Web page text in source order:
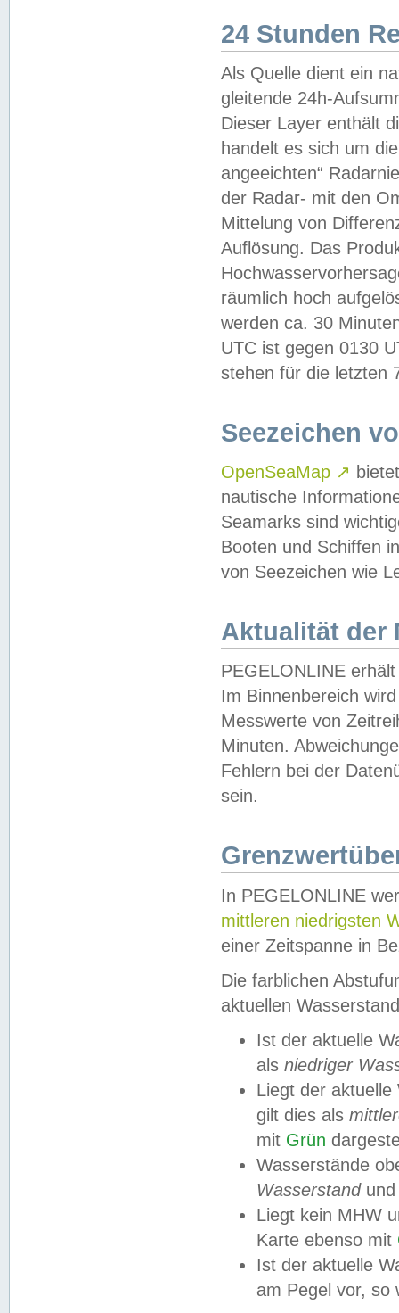
24 Stunden
Als Quelle dient ein
gleitende 24h-
Dieser Layer enthält
handelt es sich um
angeeichten“
der Radar- mit den
Mittelung von
Auflösung. Das
räumlich hoch
werden ca. 30
UTC ist gegen 0130
stehen für die letzten
Seezeichen
OpenSeaMap ↗
nautische
Seamarks sind
Booten und Schiffen
von Seezeichen wie
Aktualität der
PEGELONLINE
Im Binnenbereich
Messwerte von
Minuten.
Fehlern bei der
sein.
In PEGELONLINE
mittleren niedrigsten
einer Zeitspanne in
Die farblichen
aktuellen
Ist der aktuelle
als niedriger
Liegt der
gilt dies als
mit Grün
Wasserstände
Wasserstandund
Liegt kein MHW
Karte ebenso mit
Ist der aktuelle
am Pegel vor,